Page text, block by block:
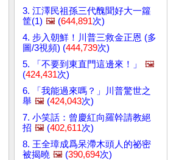
3. 江澤民祖孫三代醜聞好大一籮
筐(1) 🖼️ (644,891次)
4. 步入朝鮮！川普三救金正恩 (多
圖/3視頻) (444,739次)
5. 「不要到東直門這邊來！」
🖼️
(424,431次)
6. 「我能過來嗎？」川普驚世之
舉 🖼️ (424,043次)
7. 小笑話：曾慶紅向羅幹請教絕
招 🖼️ (402,611次)
8. 王全璋成爲呆滯木頭人的祕密
被揭曉 🖼️ (390,694次)